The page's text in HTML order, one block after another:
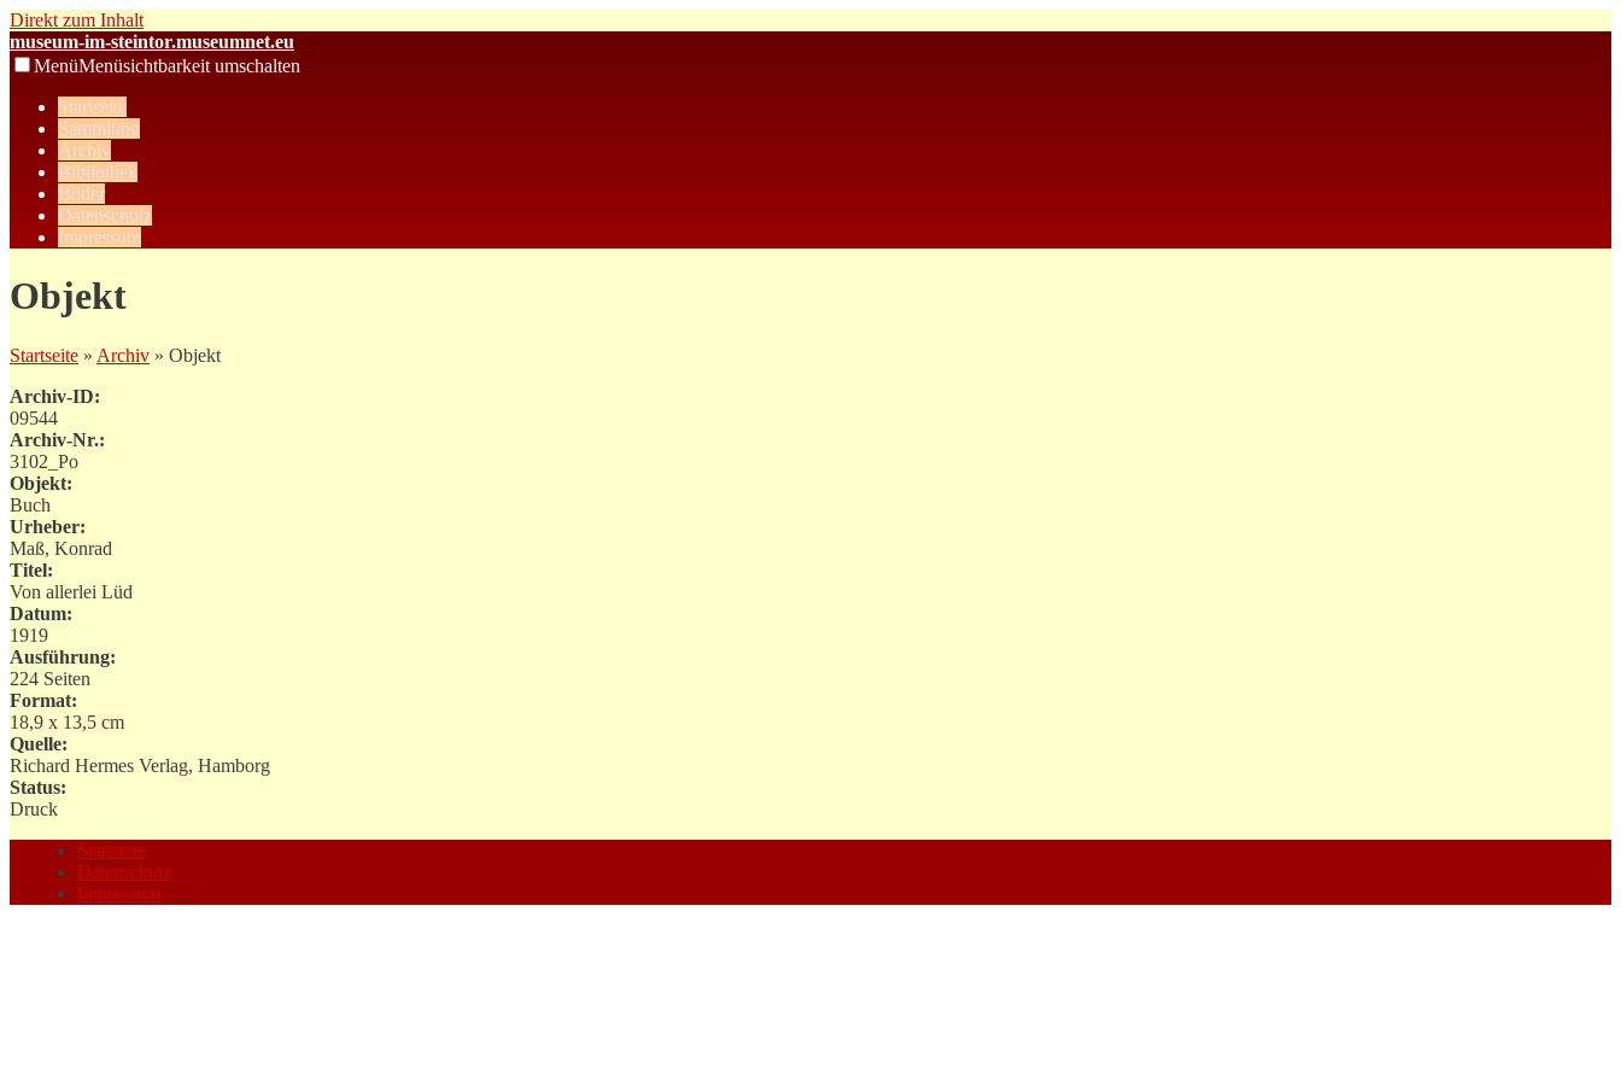
Direkt zum Inhalt
museum-im-steintor.museumnet.eu
MenüMenüsichtbarkeit umschalten
Startseite
Sammlung
Archiv
Bibliothek
Bilder
Datenschutz
Impressum
Objekt
Startseite » Archiv » Objekt
Archiv-ID:
09544
Archiv-Nr.:
3102_Po
Objekt:
Buch
Urheber:
Maß, Konrad
Titel:
Von allerlei Lüd
Datum:
1919
Ausführung:
224 Seiten
Format:
18,9 x 13,5 cm
Quelle:
Richard Hermes Verlag, Hamborg
Status:
Druck
Startseite
Datenschutz
Impressum